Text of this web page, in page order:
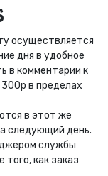
осуществляется
дня в удобное
в комментарии к
в пределах
в этот же
следующий день.
службы
как заказ